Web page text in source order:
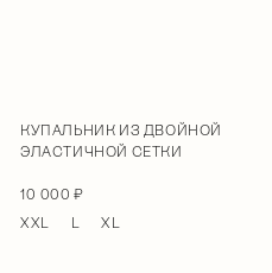
КУПАЛЬНИК ИЗ ДВОЙНОЙ
ЭЛАСТИЧНОЙ СЕТКИ
10 000 ₽
XXL
L XL